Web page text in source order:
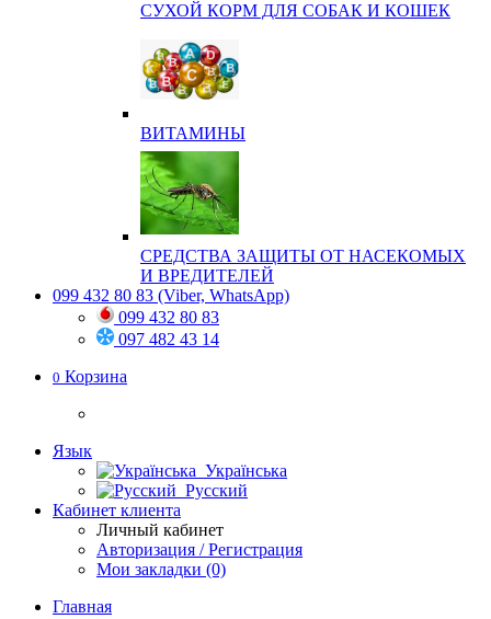
СУХОЙ КОРМ ДЛЯ СОБАК И КОШЕК
ВИТАМИНЫ
СРЕДСТВА ЗАЩИТЫ ОТ НАСЕКОМЫХ
И ВРЕДИТЕЛЕЙ
099 432 80 83 (Viber, WhatsApp)
099 432 80 83
097 482 43 14
0 Корзина
Язык
Українська
Русский
Кабинет клиента
Личный кабинет
Авторизация / Регистрация
Мои закладки (0)
Главная